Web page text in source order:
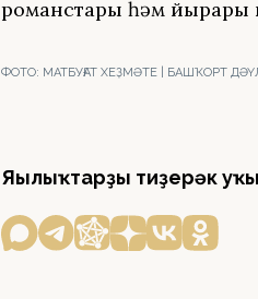
романстары һәм йырҙары
ФОТО: МАТБУҒАТ ХЕҘМӘТЕ | БАШҠОРТ
Яңылыҡтарҙы тиҙерәк